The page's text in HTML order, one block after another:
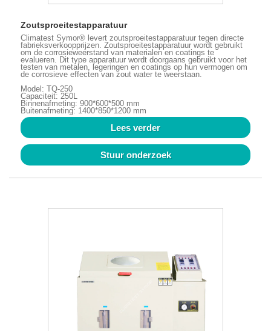
Zoutsproeitestapparatuur
Climatest Symor® levert zoutsproeitestapparatuur tegen directe
fabrieksverkoopprijzen. Zoutsproeitestapparatuur wordt gebruikt
om de corrosieweerstand van materialen en coatings te
evalueren. Dit type apparatuur wordt doorgaans gebruikt voor het
testen van metalen, legeringen en coatings op hun vermogen om
de corrosieve effecten van zout water te weerstaan.
Model: TQ-250
Capaciteit: 250L
Binnenafmeting: 900*600*500 mm
Buitenafmeting: 1400*850*1200 mm
Lees verder
Stuur onderzoek